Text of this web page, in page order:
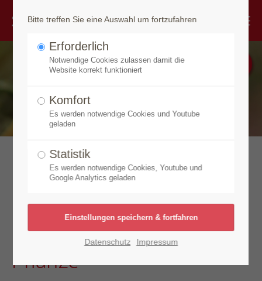
Eine echte Rarität der
Naturkosmetik – die
hochalpine Speick-
Pflanze
Bitte treffen Sie eine Auswahl um fortzufahren
Erforderlich
Notwendige Cookies zulassen damit die
Website korrekt funktioniert
Komfort
Es werden notwendige Cookies und Youtube
geladen
Statistik
Es werden notwendige Cookies, Youtube und
Google Analytics geladen
Datenschutz Impressum